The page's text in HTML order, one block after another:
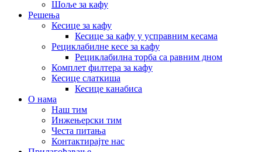
Шоље за кафу
Решења
Кесице за кафу
Кесице за кафу у усправним кесама
Рециклабилне кесе за кафу
Рециклабилна торба са равним дном
Комплет филтера за кафу
Кесице слаткиша
Кесице канабиса
О нама
Наш тим
Инжењерски тим
Честа питања
Контактирајте нас